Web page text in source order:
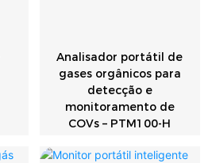
Analisador portátil de
gases orgânicos para
detecção e
monitoramento de
COVs – PTM100-H